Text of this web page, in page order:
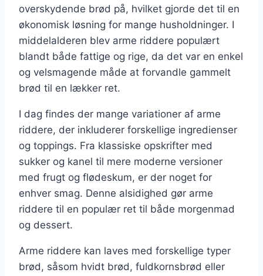
overskydende brød på, hvilket gjorde det til en
økonomisk løsning for mange husholdninger. I
middelalderen blev arme riddere populært
blandt både fattige og rige, da det var en enkel
og velsmagende måde at forvandle gammelt
brød til en lækker ret.
I dag findes der mange variationer af arme
riddere, der inkluderer forskellige ingredienser
og toppings. Fra klassiske opskrifter med
sukker og kanel til mere moderne versioner
med frugt og flødeskum, er der noget for
enhver smag. Denne alsidighed gør arme
riddere til en populær ret til både morgenmad
og dessert.
Arme riddere kan laves med forskellige typer
brød, såsom hvidt brød, fuldkornsbrød eller